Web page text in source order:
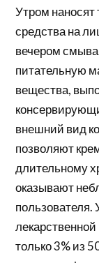
Утром
средства на
вечером
питательную
вещества,
внешний вид
позволяют
длительному
оказывают
пользователя.
только 3% из